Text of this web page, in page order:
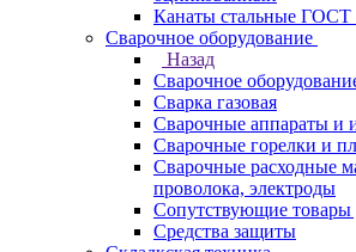
Канаты стальные ГОСТ
Сварочное оборудование
Назад
Сварочное
Сварка газовая
Сварочные аппараты и
Сварочные горелки и
Сварочные расходные
проволока, электроды
Сопутствующие товары
Средства защиты